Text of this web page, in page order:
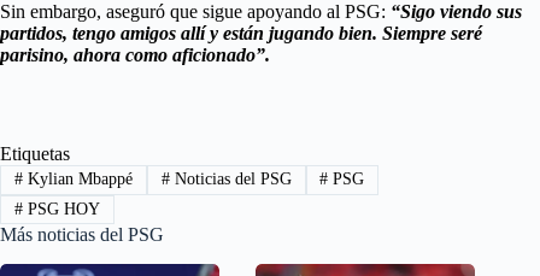
Sin embargo, aseguró que sigue apoyando al PSG: “Sigo viendo sus
partidos, tengo amigos allí y están jugando bien. Siempre seré
parisino, ahora como aficionado”.
Etiquetas
#Kylian Mbappé #Noticias del PSG # PSG
#PSG HOY
Más noticias del PSG